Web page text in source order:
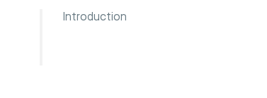
Introduction